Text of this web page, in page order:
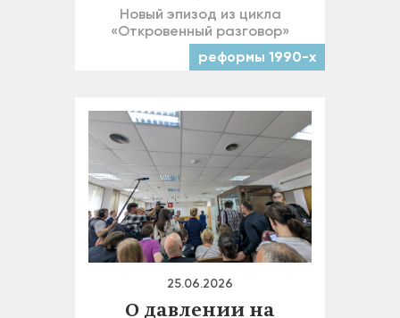
Новый эпизод из цикла
«Откровенный разговор»
реформы 1990-х
25.06.2026
О давлении на